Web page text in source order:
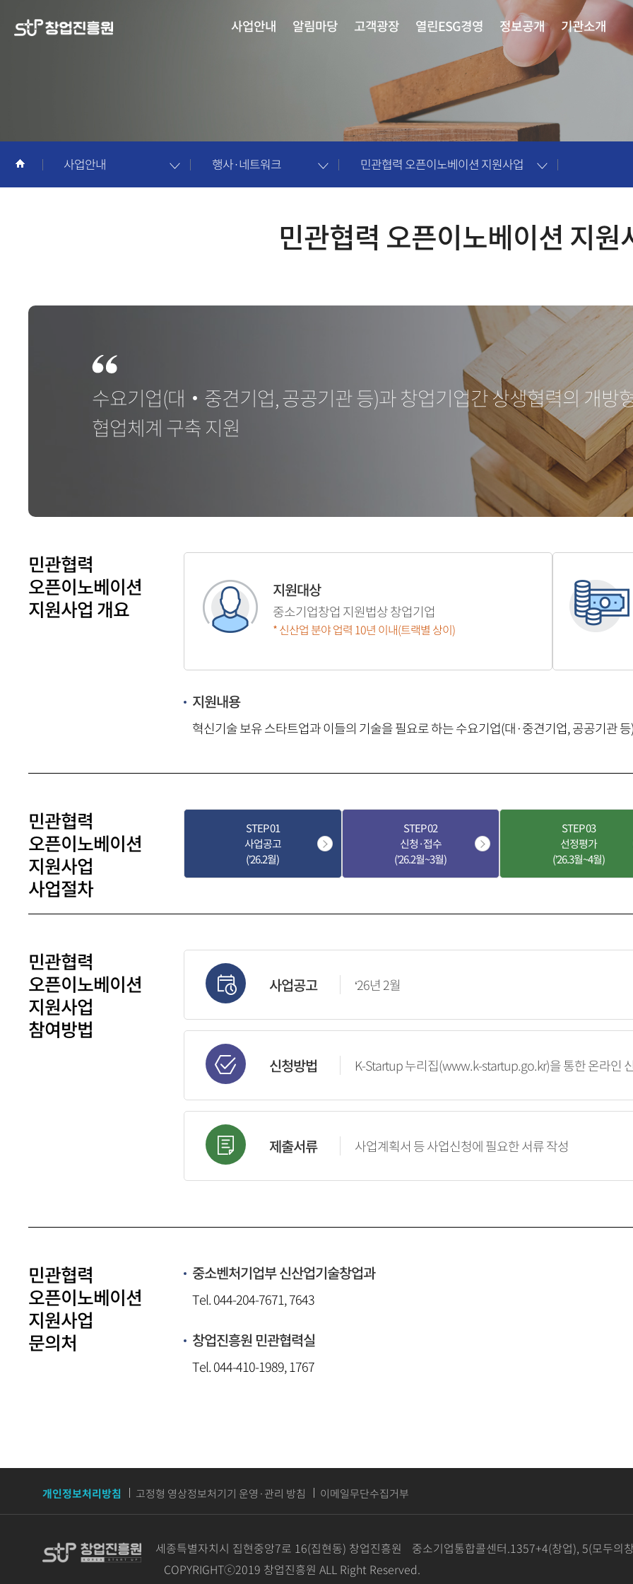
사업안내 알림마당 고객광장 열린ESG경영 정보공개 기관소개
업
텐
사업안내 행사·네트워크 민관협력 오픈이노베이션 지원사업
민관협력 오픈이노베이션 지원
수요기업(대‧중견기업, 공공기관 등)과 창업기업간 상생협력의 개방
협업체계 구축 지원
민관협력
오픈이노베이션
지원사업 개요
지원대상
중소기업창업 지원법상 창업기업
* 신산업 분야 업력 10년 이내(트랙별 상이)
지원내용
혁신기술 보유 스타트업과 이들의 기술을 필요로 하는 수요기업(대·중견기업, 공공기관
민관협력
오픈이노베이션
지원사업
사업절차
STEP01
사업공고
(’26.2월)
STEP02
신청·접수
(’26.2월~3월)
STEP03
선정평가
(’26.3월~4월)
민관협력
오픈이노베이션
지원사업
참여방법
사업공고 ‘26년 2월
신청방법 K-Startup 누리집(www.k-startup.go.kr)을 통한 온라인
제출서류 사업계획서 등 사업신청에 필요한 서류 작성
민관협력
오픈이노베이션
지원사업
문의처
중소벤처기업부 신산업기술창업과
Tel. 044-204-7671, 7643
창업진흥원 민관협력실
Tel. 044-410-1989, 1767
개인정보처리방침 고정형 영상정보처기기 운영·관리 방침 이메일무단수집거부
세종특별자치시 집현중앙7로 16(집현동) 창업진흥원
중소기업통합콜센터.1357+4(창업), 5(모두의
COPYRIGHTⓒ2019 창업진흥원 ALL Right Reserved.